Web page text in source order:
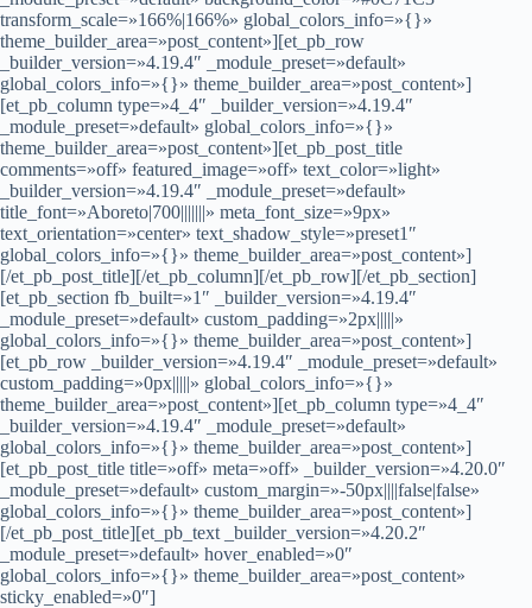
transform_scale=»166%|166%» global_colors_info=»{}»
theme_builder_area=»post_content»][et_pb_row
_builder_version=»4.19.4″ _module_preset=»default»
global_colors_info=»{}» theme_builder_area=»post_content»]
[et_pb_column type=»4_4″ _builder_version=»4.19.4″
_module_preset=»default» global_colors_info=»{}»
theme_builder_area=»post_content»][et_pb_post_title
comments=»off» featured_image=»off» text_color=»light»
_builder_version=»4.19.4″ _module_preset=»default»
title_font=»Aboreto|700|||||||» meta_font_size=»9px»
text_orientation=»center» text_shadow_style=»preset1″
global_colors_info=»{}» theme_builder_area=»post_content»]
[/et_pb_post_title][/et_pb_column][/et_pb_row][/et_pb_section]
[et_pb_section fb_built=»1″ _builder_version=»4.19.4″
_module_preset=»default» custom_padding=»2px|||||»
global_colors_info=»{}» theme_builder_area=»post_content»]
[et_pb_row _builder_version=»4.19.4″ _module_preset=»default»
custom_padding=»0px|||||» global_colors_info=»{}»
theme_builder_area=»post_content»][et_pb_column type=»4_4″
_builder_version=»4.19.4″ _module_preset=»default»
global_colors_info=»{}» theme_builder_area=»post_content»]
[et_pb_post_title title=»off» meta=»off» _builder_version=»4.20.0″
_module_preset=»default» custom_margin=»-50px||||false|false»
global_colors_info=»{}» theme_builder_area=»post_content»]
[/et_pb_post_title][et_pb_text _builder_version=»4.20.2″
_module_preset=»default» hover_enabled=»0″
global_colors_info=»{}» theme_builder_area=»post_content»
sticky_enabled=»0″]